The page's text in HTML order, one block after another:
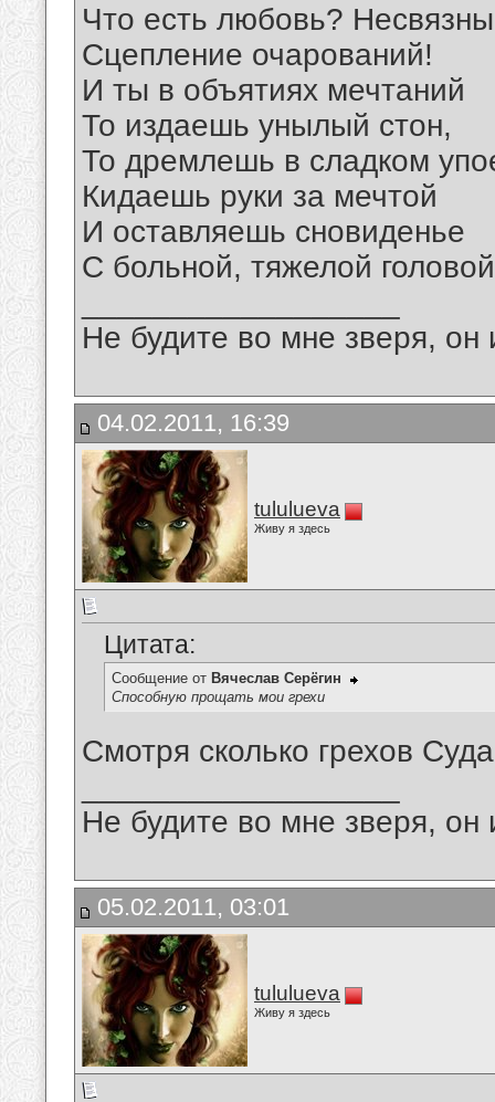
Что есть любовь?
Сцепление очарований!
И ты в объятиях мечтаний
То издаешь унылый стон,
То дремлешь в сладком
Кидаешь руки за мечтой
И оставляешь сновиденье
С больной, тяжелой
Не будите во мне зверя, он
04.02.2011, 16:39
tululueva
Живу я здесь
Цитата:
Сообщение от Вячеслав Серёгин
Способную прощать мои грехи
Смотря сколько грехов
Не будите во мне зверя, он
05.02.2011, 03:01
tululueva
Живу я здесь